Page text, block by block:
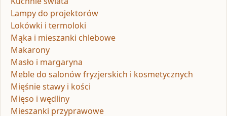
Lampy do projektorów
Lokówki i termoloki
Mąka i mieszanki chlebowe
Makarony
Masło i margaryna
Meble do salonów fryzjerskich i kosmetycznych
Mięśnie stawy i kości
Mięso i wędliny
Mieszanki przyprawowe